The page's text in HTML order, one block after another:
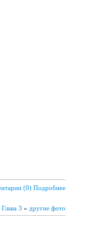
(0) Подробнее
Глава 3 » другие фото